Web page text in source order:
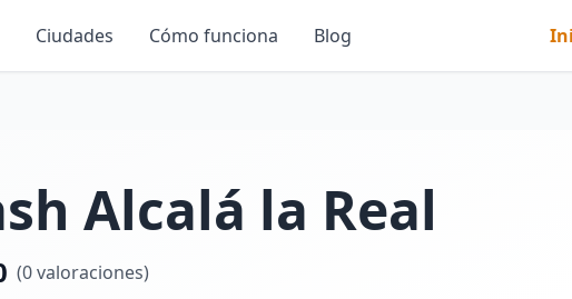
Ciudades Cómo funciona Blog
Alcalá la Real
(0valoraciones)